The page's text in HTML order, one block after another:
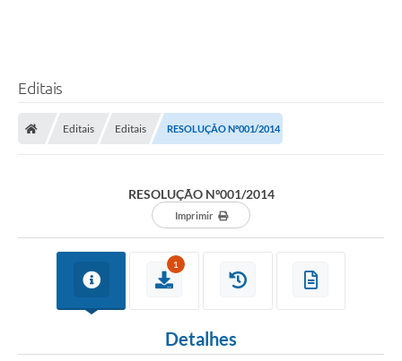
Editais
Editais Editais RESOLUÇÃO Nº001/2014
RESOLUÇÃO Nº001/2014
Imprimir
1
Detalhes